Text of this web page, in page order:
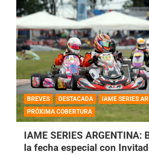
BREVES DESTACADA
IAME SERIES
PRÓXIMA COBERTURA
IAME SERIES ARGENTINA:
la fecha especial con